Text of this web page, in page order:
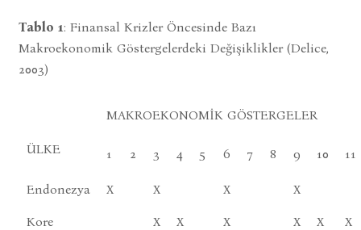
Tablo 1: Finansal Krizler Öncesinde Bazı
Makroekonomik Göstergelerdeki Değişiklikler (Delice,
2003)
ÜLKE
MAKROEKONOMİK GÖSTERGELER
1 2 3 4 5 6 7 8 9 10 11
Endonezya X X X X
Kore X X X X X X